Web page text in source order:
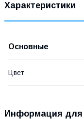
Характеристики
Основные
Цвет
Информация для